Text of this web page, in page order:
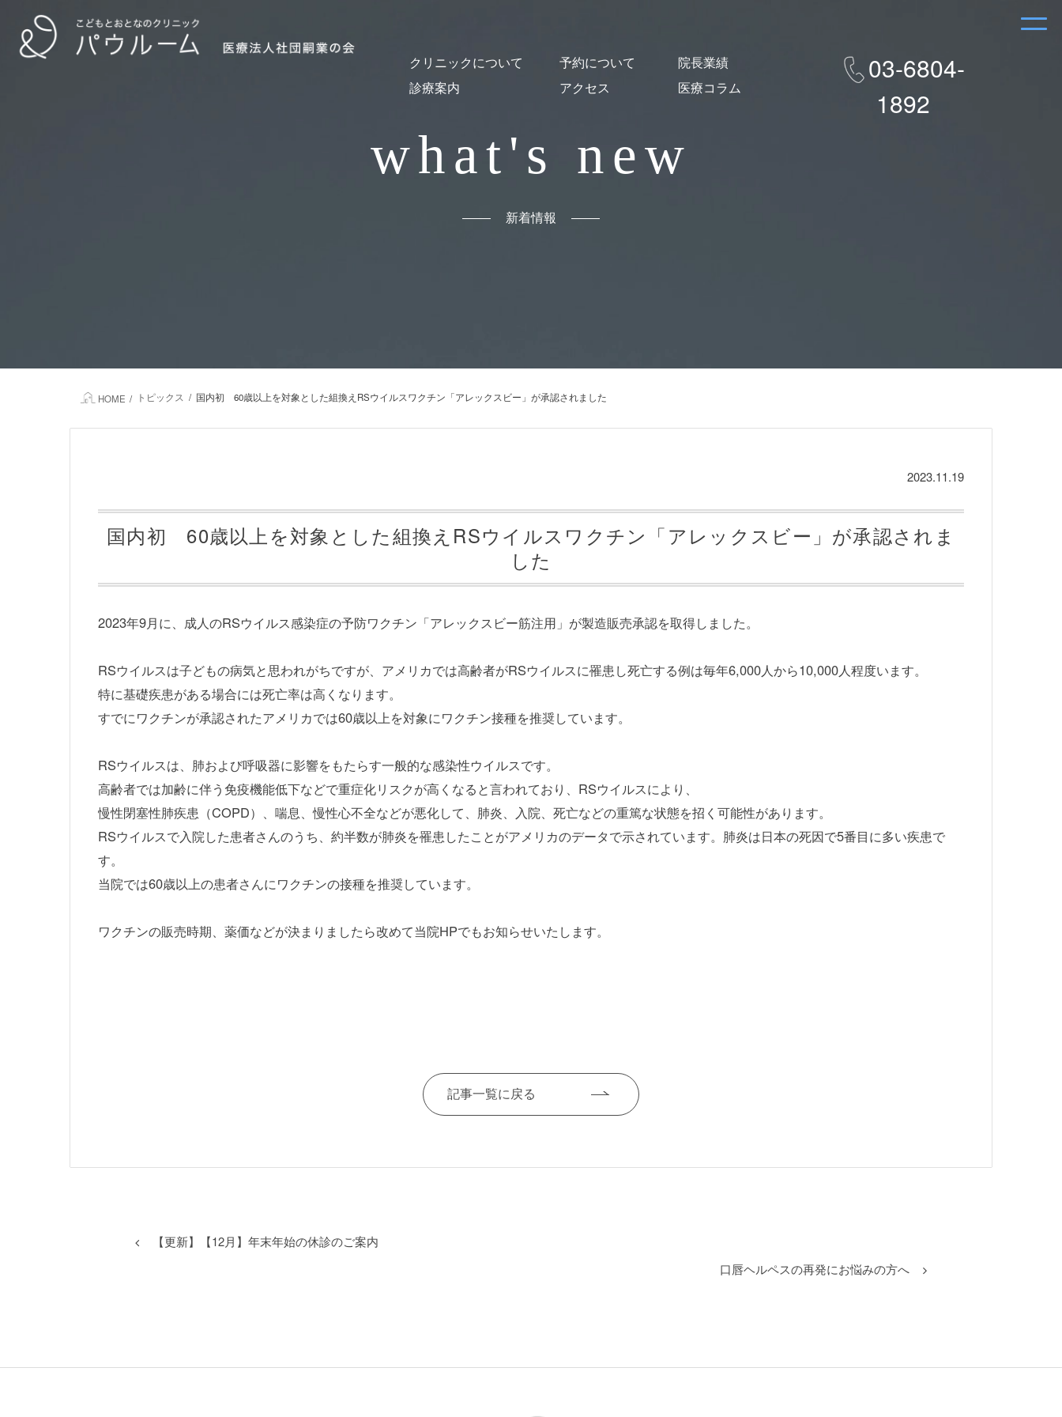
クリニックについて
クリニック概要
医師紹介・スタッフ紹介
オンライン診療について
施設紹介
貸し出し図書について
診療案内
予約について
はじめての方
予約・Web問診
アクセス
院長業績
医療コラム
03-6804-
1892
what's new
新着情報
HOME トピックス 国内初 60歳以上を対象とした組換えRSウイルスワクチン「アレックスビー」が承認されました
2023.11.19
国内初 60歳以上を対象とした組換えRSウイルスワクチン「アレックスビー」が承認されま
した
2023年9月に、成人のRSウイルス感染症の予防ワクチン「アレックスビー筋注用」が製造販売承認を取得しました。
RSウイルスは子どもの病気と思われがちですが、アメリカでは高齢者がRSウイルスに罹患し死亡する例は毎年6,000人から10,000人程度います。
特に基礎疾患がある場合には死亡率は高くなります。
すでにワクチンが承認されたアメリカでは60歳以上を対象にワクチン接種を推奨しています。
RSウイルスは、肺および呼吸器に影響をもたらす一般的な感染性ウイルスです。
高齢者では加齢に伴う免疫機能低下などで重症化リスクが高くなると言われており、RSウイルスにより、
慢性閉塞性肺疾患（COPD）、喘息、慢性心不全などが悪化して、肺炎、入院、死亡などの重篤な状態を招く可能性があります。
RSウイルスで入院した患者さんのうち、約半数が肺炎を罹患したことがアメリカのデータで示されています。肺炎は日本の死因で5番目に多い疾患で
す。
当院では60歳以上の患者さんにワクチンの接種を推奨しています。
ワクチンの販売時期、薬価などが決まりましたら改めて当院HPでもお知らせいたします。
記事一覧に戻る
【更新】【12月】年末年始の休診のご案内
口唇ヘルペスの再発にお悩みの方へ